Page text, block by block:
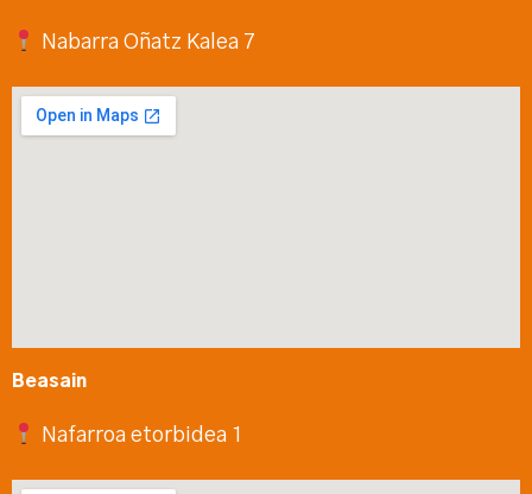
Nabarra Oñatz Kalea 7
Beasain
Nafarroa etorbidea 1